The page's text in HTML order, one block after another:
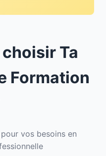
Ta
Formation
vos besoins en